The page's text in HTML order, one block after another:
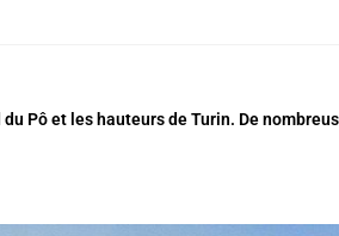
Pô et les hauteurs de Turin. De